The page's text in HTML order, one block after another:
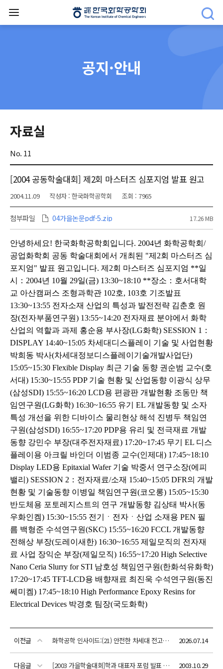
공지·안내
자료실
No. 11
[2004 공동학술대회] 제2회 마스터즈 심포지엄 발표 원고
2004.11.09 작성자 : 한국화학공학회 조회 : 7965
첨부파일 04가을논문pdf-5.zip 17.26 MB
이전글 화학공학 인사이드:(21) 안전한 차세대 전고체전지 개발 2026.07.14
다음글 [2003 가을학술대회]학과 대표자 포럼 발표 원고 2003.10.29